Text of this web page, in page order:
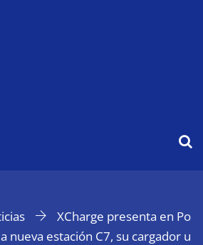
XCharge presenta en Po
nueva estación C7, su cargador u